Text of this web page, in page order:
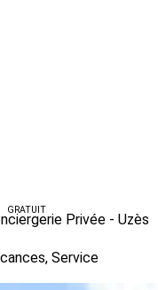
GRATUIT
Privée - Uzès
Service